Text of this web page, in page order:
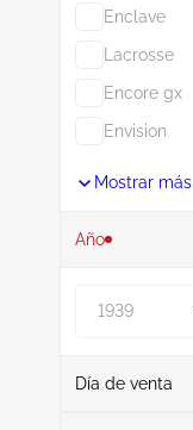
Enclave
Lacrosse
Encore gx
Envision
Mostrar más
Año
Día de venta